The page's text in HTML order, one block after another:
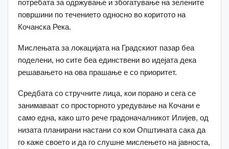
потребата за одржување и збогатување на зелените
површини по течението односно во коритото на
Кочанска Река.
Мислењата за локацијата на Градскиот пазар беа
поделени, но сите беа единствени во идејата дека
решавањето на ова прашање е со приоритет.
Средбата со стручните лица, кои порано и сега се
занимаваат со просторното уредување на Кочани е
само една, како што рече градоначалникот Илијев, од
низата планирани настани со кои Општината сака да
го каже своето и да го слушне мислењето на јавноста,